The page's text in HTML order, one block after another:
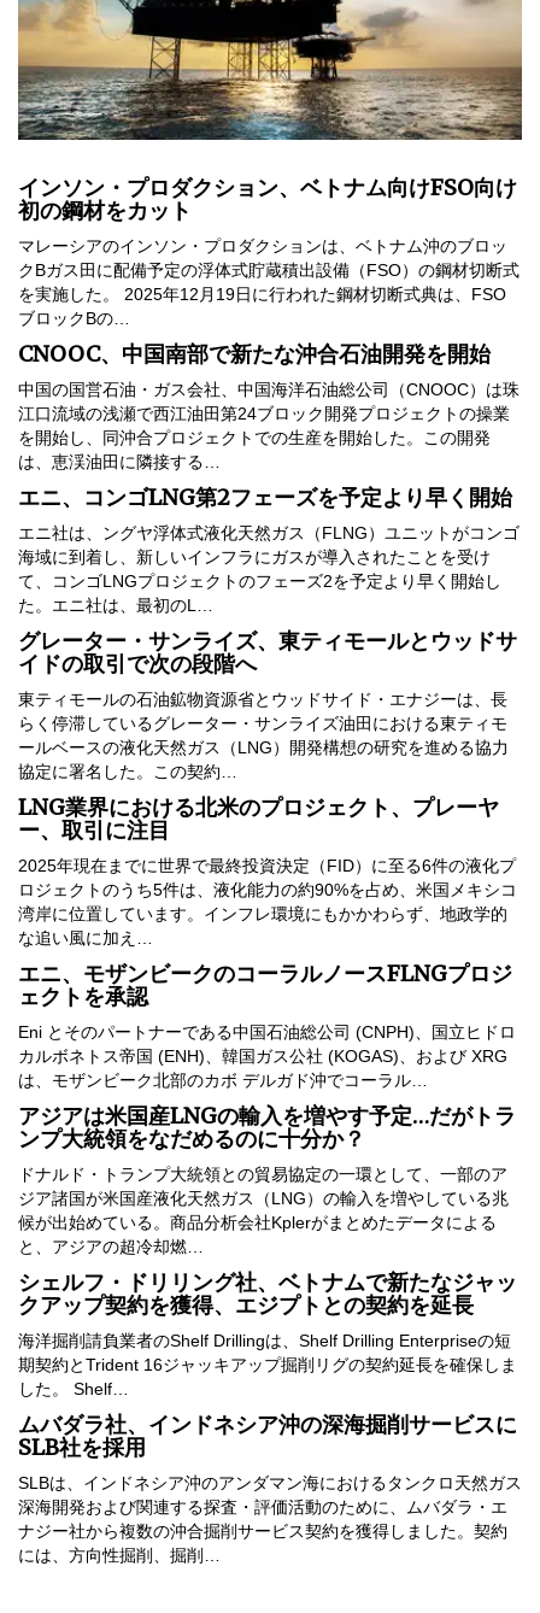
インソン・プロダクション、ベトナム向けFSO向け
初の鋼材をカット
マレーシアのインソン・プロダクションは、ベトナム沖のブロッ
クBガス田に配備予定の浮体式貯蔵積出設備（FSO）の鋼材切断式
を実施した。 2025年12月19日に行われた鋼材切断式典は、FSO
ブロックBの…
CNOOC、中国南部で新たな沖合石油開発を開始
中国の国営石油・ガス会社、中国海洋石油総公司（CNOOC）は珠
江口流域の浅瀬で西江油田第24ブロック開発プロジェクトの操業
を開始し、同沖合プロジェクトでの生産を開始した。この開発
は、恵渓油田に隣接する…
エニ、コンゴLNG第2フェーズを予定より早く開始
エニ社は、ングヤ浮体式液化天然ガス（FLNG）ユニットがコンゴ
海域に到着し、新しいインフラにガスが導入されたことを受け
て、コンゴLNGプロジェクトのフェーズ2を予定より早く開始し
た。エニ社は、最初のL…
グレーター・サンライズ、東ティモールとウッドサ
イドの取引で次の段階へ
東ティモールの石油鉱物資源省とウッドサイド・エナジーは、長
らく停滞しているグレーター・サンライズ油田における東ティモ
ールベースの液化天然ガス（LNG）開発構想の研究を進める協力
協定に署名した。この契約…
LNG業界における北米のプロジェクト、プレーヤ
ー、取引に注目
2025年現在までに世界で最終投資決定（FID）に至る6件の液化プ
ロジェクトのうち5件は、液化能力の約90%を占め、米国メキシコ
湾岸に位置しています。インフレ環境にもかかわらず、地政学的
な追い風に加え…
エニ、モザンビークのコーラルノースFLNGプロジ
ェクトを承認
Eni とそのパートナーである中国石油総公司 (CNPH)、国立ヒドロ
カルボネトス帝国 (ENH)、韓国ガス公社 (KOGAS)、および XRG
は、モザンビーク北部のカボ デルガド沖でコーラル…
アジアは米国産LNGの輸入を増やす予定…だがトラ
ンプ大統領をなだめるのに十分か？
ドナルド・トランプ大統領との貿易協定の一環として、一部のア
ジア諸国が米国産液化天然ガス（LNG）の輸入を増やしている兆
候が出始めている。商品分析会社Kplerがまとめたデータによる
と、アジアの超冷却燃…
シェルフ・ドリリング社、ベトナムで新たなジャッ
クアップ契約を獲得、エジプトとの契約を延長
海洋掘削請負業者のShelf Drillingは、Shelf Drilling Enterpriseの短
期契約とTrident 16ジャッキアップ掘削リグの契約延長を確保しま
した。 Shelf…
ムバダラ社、インドネシア沖の深海掘削サービスに
SLB社を採用
SLBは、インドネシア沖のアンダマン海におけるタンクロ天然ガス
深海開発および関連する探査・評価活動のために、ムバダラ・エ
ナジー社から複数の沖合掘削サービス契約を獲得しました。契約
には、方向性掘削、掘削…